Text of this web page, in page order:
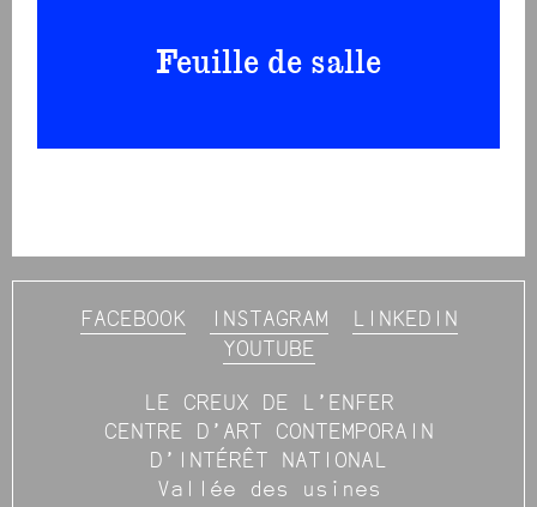
Feuille de salle
FACEBOOK INSTAGRAM
LINKEDIN
YOUTUBE
LE CREUX DE L’ENFER
CENTRE D’ART CONTEMPORAIN
D’INTÉRÊT NATIONAL
Vallée des usines